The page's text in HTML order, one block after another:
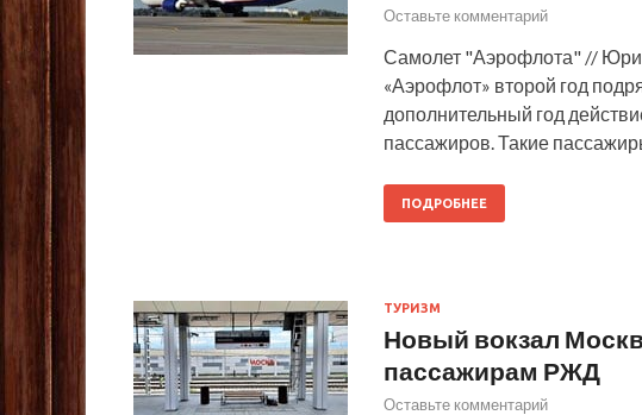
Оставьте комментарий
Самолет "Аэрофлота" //
«Аэрофлот» второй год
дополнительный год
пассажиров. Такие
ПОДРОБНЕЕ
ТУРИЗМ
Новый вокзал
пассажирам РЖД
Оставьте комментарий